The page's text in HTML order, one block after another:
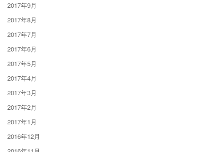
2017年9月
2017年8月
2017年7月
2017年6月
2017年5月
2017年4月
2017年3月
2017年2月
2017年1月
2016年12月